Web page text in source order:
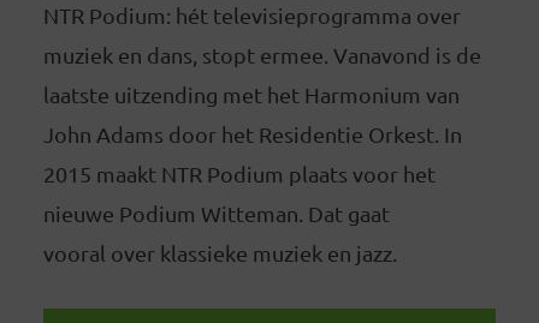
NTR Podium: hét televisieprogramma over
muziek en dans, stopt ermee. Vanavond is de
laatste uitzending met het Harmonium van
John Adams door het Residentie Orkest. In
2015 maakt NTR Podium plaats voor het
nieuwe Podium Witteman. Dat gaat
vooral over klassieke muziek en jazz.